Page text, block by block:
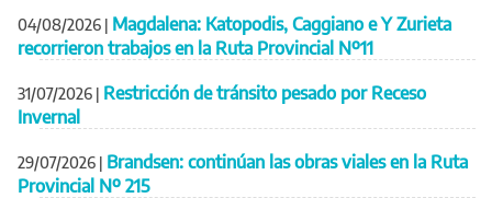
04/08/2026 | Magdalena: Katopodis, Caggiano e Y Zurieta
recorrieron trabajos en la Ruta Provincial Nº11
31/07/2026 | Restricción de tránsito pesado por Receso
Invernal
29/07/2026 | Brandsen: continúan las obras viales en la Ruta
Provincial Nº 215